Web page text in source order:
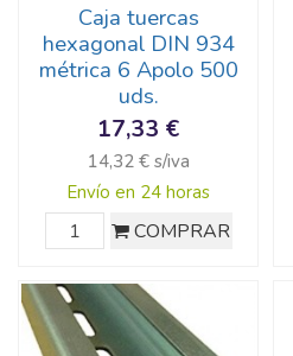
Caja tuercas
hexagonal DIN 934
métrica 6 Apolo 500
uds.
17,33 €
14,32 € s/iva
Envío en 24 horas
COMPRAR